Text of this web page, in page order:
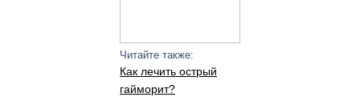
Читайте также:
Как лечить острый
гайморит?